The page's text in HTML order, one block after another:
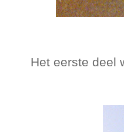
Het eerste deel